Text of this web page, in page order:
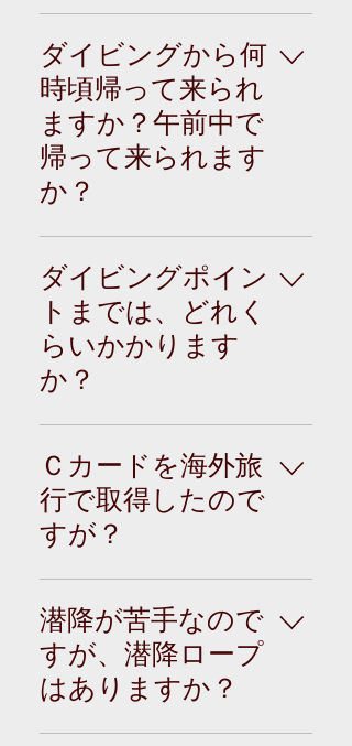
のご希望に添えない
場合もございますの
で必ずお問い合わせ
下さい。
希望が無ければ基本
的には各ダイビング
終了ごとに港に戻り
ます。 ただし、佐多
岬灯台下コース等遠
いポイントへエント
リーする場合は、タ
ンクを複数本積んで
船上休憩になりま
す。
ダイビングから何
時頃帰って来られ
ますか？午前中で
帰って来られます
か？
その日の他のお客さ
まとの兼ね合いにな
ります。目安とし
て、2ダイブ時は14時
半～15時ぐらいごろ
に戻ります。予約時
にご相談下さい。
ダイビングポイン
トまでは、どれく
らいかかります
か？
ダイビングポイント
までの移動時間は近
いところで5分。 佐
多岬灯台下コース等
遠いところで40分く
均移動時間は約10～
20分です。
Ｃカードを海外旅
行で取得したので
すが？
当店では佐多の海で
潜りたいという方、
全てをガイドいたし
ます。 「海外でCカ
ードを取得したけど
潜降が苦手なので
すが、潜降ロープ
はありますか？